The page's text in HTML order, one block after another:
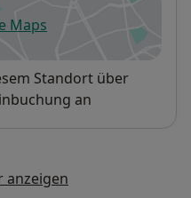
Mapsin einer neuen
Standort über
an
anzeigen